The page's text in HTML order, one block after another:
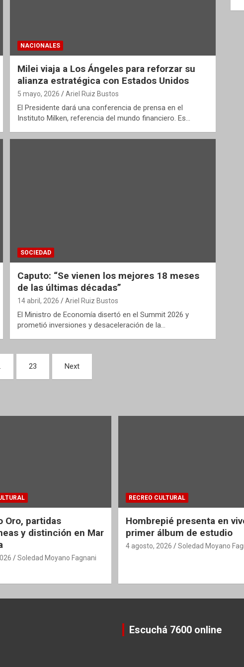
NACIONALES
Milei viaja a Los Ángeles para reforzar su
alianza estratégica con Estados Unidos
5 mayo, 2026 Ariel Ruiz Bustos
El Presidente dará una conferencia de prensa en el
Instituto Milken, referencia del mundo financiero. Es…
SOCIEDAD
Caputo: “Se vienen los mejores 18 meses
de las últimas décadas”
14 abril, 2026 Ariel Ruiz Bustos
El Ministro de Economía disertó en el Summit 2026 y
prometió inversiones y desaceleración de la…
23 Next
Oro, partidas
y distinción en Mar
Soledad Moyano Fagnani
RECREO CULTURAL
Hombrepié presenta en
primer álbum de estudio
4 agosto, 2026 Soledad Moyano
Escuchá 7600 online